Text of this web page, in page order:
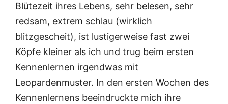
Blütezeit ihres Lebens, sehr belesen, sehr
redsam, extrem schlau (wirklich
blitzgescheit), ist lustigerweise fast zwei
Köpfe kleiner als ich und trug beim ersten
Kennenlernen irgendwas mit
Leopardenmuster. In den ersten Wochen des
Kennenlernens beeindruckte mich ihre